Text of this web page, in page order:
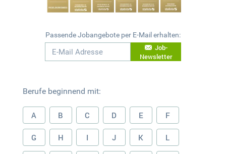
Passende Jobangebote per E-Mail erhalten:
Job-
Newsletter
Berufe beginnend mit:
A B C D E F
G H I J K L